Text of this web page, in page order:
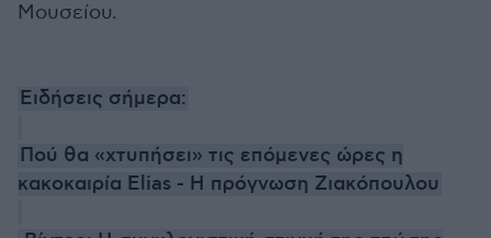
Μουσείου.
Ειδήσεις σήμερα:
Πού θα «χτυπήσει» τις επόμενες ώρες η
κακοκαιρία Elias - Η πρόγνωση Ζιακόπουλου